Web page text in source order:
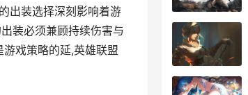
出装选择深刻影响着游
装必须兼顾持续伤害与
戏策略的延,英雄联盟